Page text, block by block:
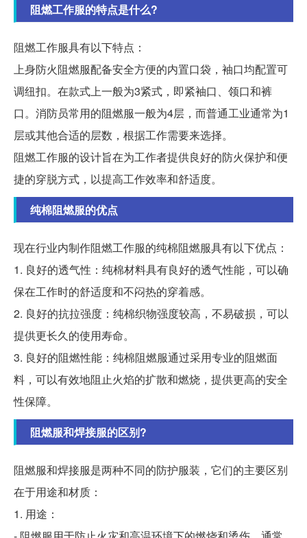
阻燃工作服的特点是什么?
阻燃工作服具有以下特点：
上身防火阻燃服配备安全方便的内置口袋，袖口均配置可
调纽扣。在款式上一般为3紧式，即紧袖口、领口和裤
口。消防员常用的阻燃服一般为4层，而普通工业通常为1
层或其他合适的层数，根据工作需要来选择。
阻燃工作服的设计旨在为工作者提供良好的防火保护和便
捷的穿脱方式，以提高工作效率和舒适度。
纯棉阻燃服的优点
现在行业内制作阻燃工作服的纯棉阻燃服具有以下优点：
1. 良好的透气性：纯棉材料具有良好的透气性能，可以确
保在工作时的舒适度和不闷热的穿着感。
2. 良好的抗拉强度：纯棉织物强度较高，不易破损，可以
提供更长久的使用寿命。
3. 良好的阻燃性能：纯棉阻燃服通过采用专业的阻燃面
料，可以有效地阻止火焰的扩散和燃烧，提供更高的安全
性保障。
阻燃服和焊接服的区别?
阻燃服和焊接服是两种不同的防护服装，它们的主要区别
在于用途和材质：
1. 用途：